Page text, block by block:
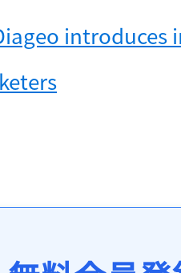
introduces